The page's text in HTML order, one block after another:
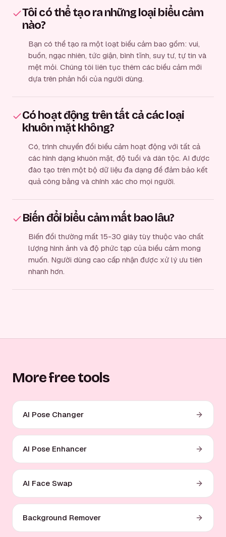
Tôi có thể tạo ra những loại biểu cảm
nào?
Bạn có thể tạo ra một loạt biểu cảm bao gồm: vui,
buồn, ngạc nhiên, tức giận, bình tĩnh, suy tư, tự tin và
mệt mỏi. Chúng tôi liên tục thêm các biểu cảm mới
dựa trên phản hồi của người dùng.
Có hoạt động trên tất cả các loại
khuôn mặt không?
Có, trình chuyển đổi biểu cảm hoạt động với tất cả
các hình dạng khuôn mặt, độ tuổi và dân tộc. AI được
đào tạo trên một bộ dữ liệu đa dạng để đảm bảo kết
quả công bằng và chính xác cho mọi người.
Biến đổi biểu cảm mất bao lâu?
Biến đổi thường mất 15-30 giây tùy thuộc vào chất
lượng hình ảnh và độ phức tạp của biểu cảm mong
muốn. Người dùng cao cấp nhận được xử lý ưu tiên
nhanh hơn.
More free tools
AI Pose Changer
AI Pose Enhancer
AI Face Swap
Background Remover